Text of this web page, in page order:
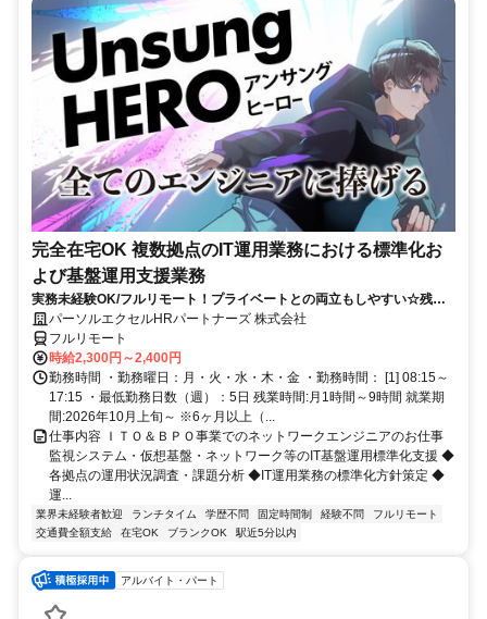
完全在宅OK 複数拠点のIT運用業務における標準化お
よび基盤運用支援業務
実務未経験OK/フルリモート！プライベートとの両立もしやすい☆残業
ちょっと♪
パーソルエクセルHRパートナーズ 株式会社
フルリモート
時給2,300円～2,400円
勤務時間 ・勤務曜日：月・火・水・木・金 ・勤務時間： [1] 08:15～
17:15 ・最低勤務日数（週）：5日 残業時間:月1時間～9時間 就業期
間:2026年10月上旬～ ※6ヶ月以上（...
仕事内容 ＩＴＯ＆ＢＰＯ事業でのネットワークエンジニアのお仕事
監視システム・仮想基盤・ネットワーク等のIT基盤運用標準化支援 ◆
各拠点の運用状況調査・課題分析 ◆IT運用業務の標準化方針策定 ◆
運...
業界未経験者歓迎 ランチタイム 学歴不問 固定時間制 経験不問
フルリモート
交通費全額支給
在宅OK ブランクOK 駅近5分以内
アルバイト・パート